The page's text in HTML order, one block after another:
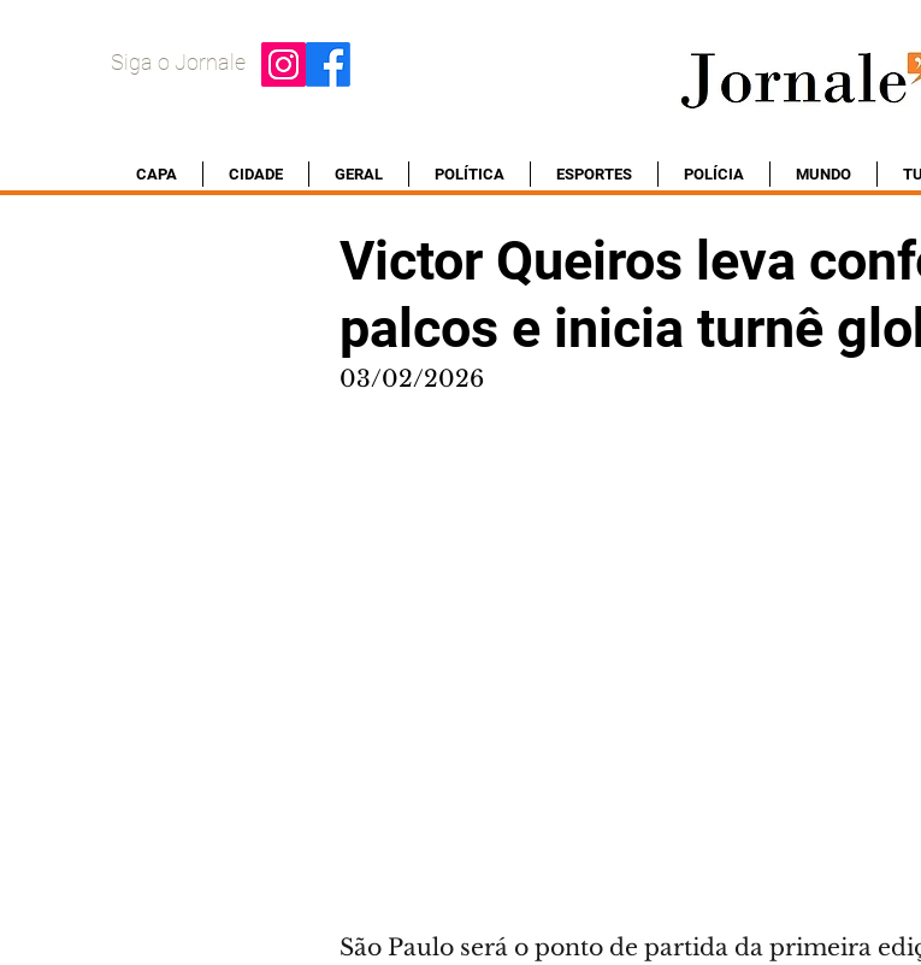
Siga o Jornale
CAPA CIDADE GERAL POLÍTICA ESPORTES POLÍCIA MUNDO
Victor Queiros leva
palcos e inicia turnê
03/02/2026
São Paulo será o ponto de partida da primeira